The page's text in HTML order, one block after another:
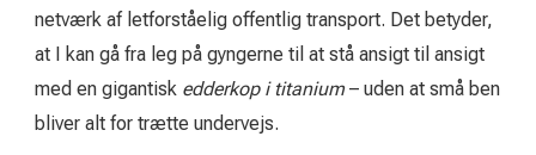
netværk af letforståelig offentlig transport. Det betyder,
at I kan gå fra leg på gyngerne til at stå ansigt til ansigt
med en gigantisk edderkop i titanium– uden at små ben
bliver alt for trætte undervejs.